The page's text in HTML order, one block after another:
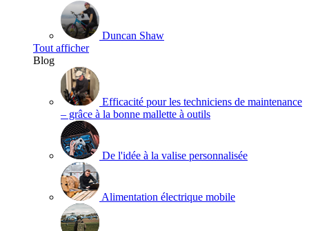
Duncan Shaw
Tout afficher
Blog
Efficacité pour les techniciens de maintenance
– grâce à la bonne mallette à outils
De l'idée à la valise personnalisée
Alimentation électrique mobile